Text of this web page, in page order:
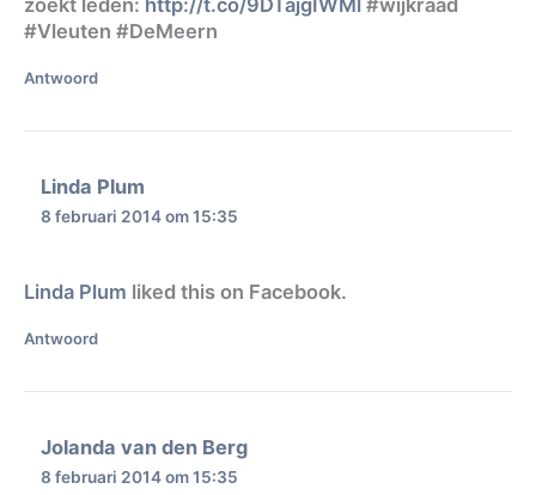
zoekt leden: http://t.co/9DTajgIWMl #wijkraad
#Vleuten #DeMeern
Antwoord
Linda Plum
8 februari 2014 om 15:35
Linda Plum liked this on Facebook.
Antwoord
Jolanda van den Berg
8 februari 2014 om 15:35